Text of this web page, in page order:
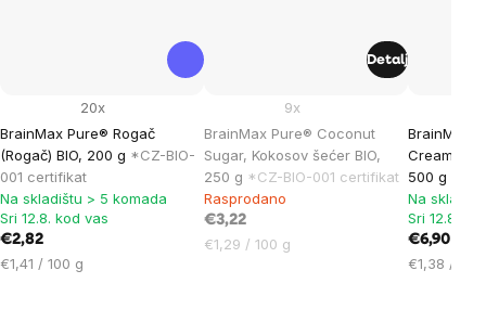
BrainMax Pure® Rogač
(Rogač) BIO, 200 g *CZ-BIO-
001 certifikat
20x
Na skladištu > 5 komada
Sri 12.8. kod vas
€2,82
Cijena
€1,41 / 100 g
BrainMax Pure® Coconut
Sugar, Kokosov šećer BIO,
250 g *CZ-BIO-001 certifikat
9x
Rasprodano
€3,22
Cijena
€1,29 / 100 g
Detalj
BrainMax
Cream,
500 g
Na
Sri 12.8.
€6,90
Cijena
€1,38 / 100